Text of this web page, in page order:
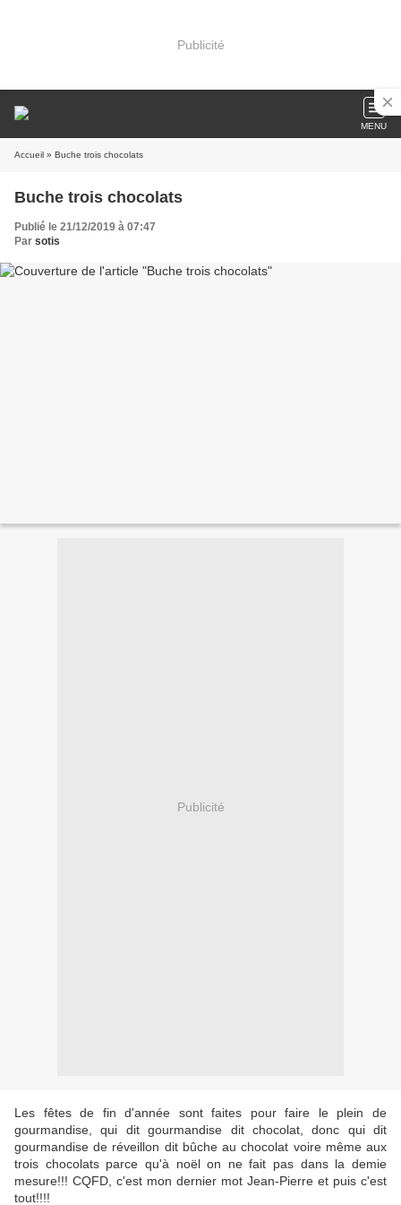
Publicité
MENU
Accueil » Buche trois chocolats
Buche trois chocolats
Publié le 21/12/2019 à 07:47
Par sotis
Publicité
Les fêtes de fin d'année sont faites pour faire le plein de
gourmandise, qui dit gourmandise dit chocolat, donc qui dit
gourmandise de réveillon dit bûche au chocolat voire même aux
trois chocolats parce qu'à noël on ne fait pas dans la demie
mesure!!! CQFD, c'est mon dernier mot Jean-Pierre et puis c'est
tout!!!!